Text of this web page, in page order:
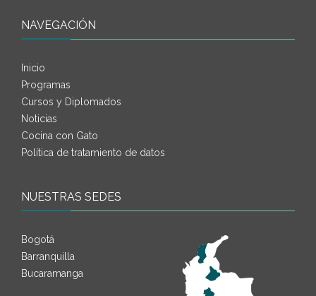
NAVEGACIÓN
Inicio
Programas
Cursos y Diplomados
Noticias
Cocina con Gato
Política de tratamiento de datos
NUESTRAS SEDES
Bogotá
Barranquilla
Bucaramanga